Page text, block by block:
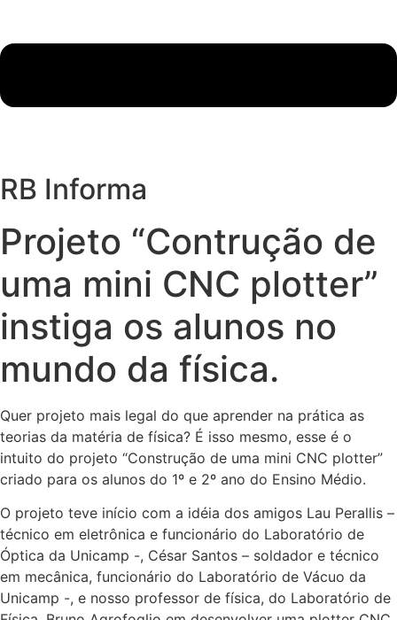
RB Informa
Projeto “Contrução de
uma mini CNC plotter”
instiga os alunos no
mundo da física.
Quer projeto mais legal do que aprender na prática as
teorias da matéria de física? É isso mesmo, esse é o
intuito do projeto “Construção de uma mini CNC plotter”
criado para os alunos do 1º e 2º ano do Ensino Médio.
O projeto teve início com a idéia dos amigos Lau Perallis –
técnico em eletrônica e funcionário do Laboratório de
Óptica da Unicamp -, César Santos – soldador e técnico
em mecânica, funcionário do Laboratório de Vácuo da
Unicamp -, e nosso professor de física, do Laboratório de